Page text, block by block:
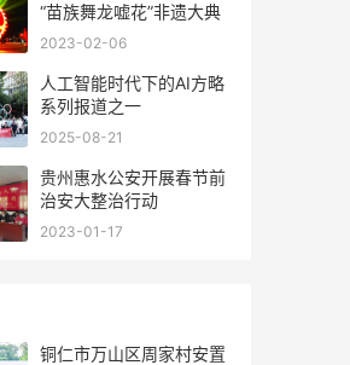
“苗族舞龙嘘花”非遗大典
2023-02-06
人工智能时代下的AI方略
系列报道之一
2025-08-21
贵州惠水公安开展春节前
治安大整治行动
2023-01-17
铜仁市万山区周家村安置